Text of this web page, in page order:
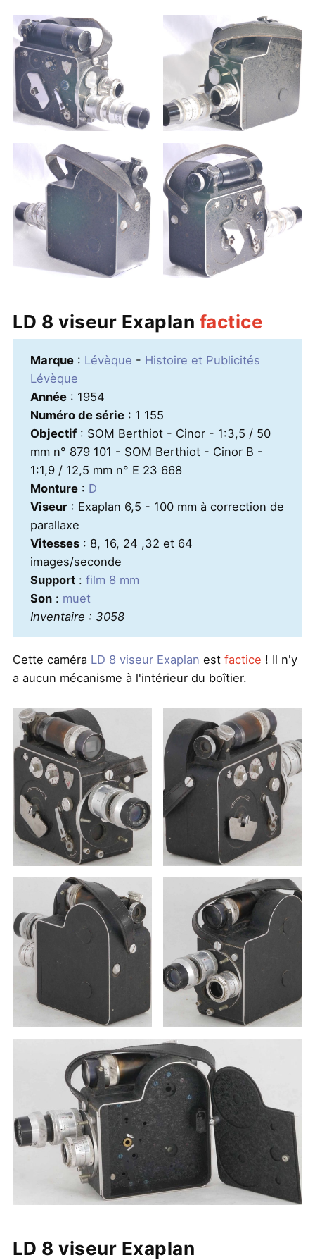
LD 8 viseur Exaplan factice
Marque: Lévèque - Histoire et Publicités
Lévèque
Année: 1954
Numéro de série: 1 155
Objectif: SOM Berthiot - Cinor - 1:3,5 / 50
mm n° 879 101 - SOM Berthiot - Cinor B -
1:1,9 / 12,5 mm n° E 23 668
Monture: D
Viseur: Exaplan 6,5 - 100 mm à correction de
parallaxe
Vitesses: 8, 16, 24 ,32 et 64
images/seconde
Support: film 8 mm
Son: muet
Inventaire : 3058
Cette caméra LD 8 viseur Exaplan est factice ! Il n'y
a aucun mécanisme à l'intérieur du boîtier.
LD 8 viseur Exaplan